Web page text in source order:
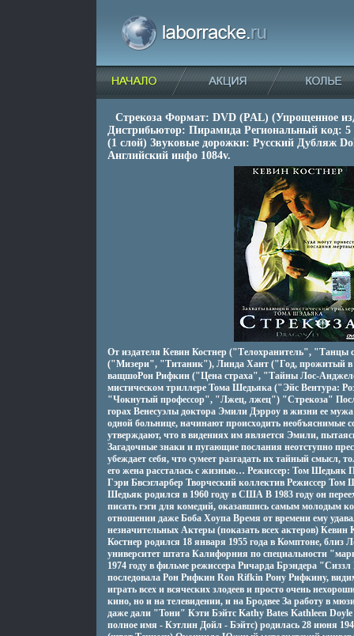
Стрекоза Формат: DVD (PAL) (Упрощенное
Дистрибьютор: Пирамида Региональный код: 5
(1 слой) Звуковые дорожки: Русский Дубляж
Английский инфо 1084v.
От издателя Кевин Костнер ("Телохранитель", "Танцы
("Мизери", "Титаник"), Линда Хант ("Год, прожитый
ващшоРон Рифкин ("Цена страха", "Тайны Лос-
мистическом триллере Тома Шедьяка ("Эйс Вентура:
"Чокнутый профессор", "Лжец, лжец") "Стрекоза"
горах Венесуэлы доктора Эмили Дэрроу в жизни ее
одной больнице, начинают происходить необъяснимые
утверждают, что в видениях им является Эмили,
Загадочные знаки и пугающие послания неотступно
убеждает себя, что сумеет разгадать их тайный смысл,
его жена рассталась с жизнью… Режиссер: Том Шедьяк
Гэри Бвсэгларбер Творческий коллектив Режиссер Том
Шедьяк родился в 1960 году в США В 1983 году он
писать гэги для комедий, оказавшись самым молодым
отношении даже Боба Хоупа Время от времени ему
незначительных Актеры (показать всех актеров) Кевин
Костнер родился 18 января 1955 года в Комптоне, близ
университет штата Калифорния по специальности
1974 году в фильме режиссера Ричарда Брэндера
последовала Рон Рифкин Ron Rifkin Рону Рифкину,
играть всех и всяческих злодеев и просто очень
кино, но и на телевидении, и на Бродвее За работу в
даже дали "Тони" Кэти Бэйтс Kathy Bates Kathleen Doyle
полное имя - Кэтлин Дойл - Бэйтс) родилась 28 июня